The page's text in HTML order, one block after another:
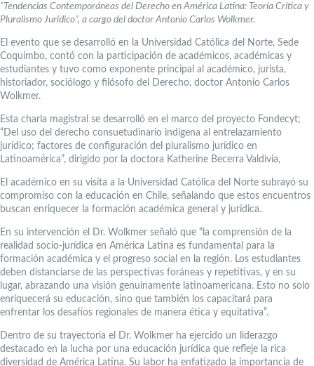
“Tendencias Contemporáneas del Derecho en América Latina: Teoría Crítica y
Pluralismo Jurídico”, a cargo del doctor Antonio Carlos Wolkmer.
El evento que se desarrolló en la Universidad Católica del Norte, Sede
Coquimbo, contó con la participación de académicos, académicas y
estudiantes y tuvo como exponente principal al académico, jurista,
historiador, sociólogo y filósofo del Derecho, doctor Antonio Carlos
Wolkmer.
Esta charla magistral se desarrolló en el marco del proyecto Fondecyt;
“Del uso del derecho consuetudinario indígena al entrelazamiento
jurídico; factores de configuración del pluralismo jurídico en
Latinoamérica”, dirigido por la doctora Katherine Becerra Valdivia,
El académico en su visita a la Universidad Católica del Norte subrayó su
compromiso con la educación en Chile, señalando que estos encuentros
buscan enriquecer la formación académica general y jurídica.
En su intervención el Dr. Wolkmer señaló que “la comprensión de la
realidad socio-jurídica en América Latina es fundamental para la
formación académica y el progreso social en la región. Los estudiantes
deben distanciarse de las perspectivas foráneas y repetitivas, y en su
lugar, abrazando una visión genuinamente latinoamericana. Esto no solo
enriquecerá su educación, sino que también los capacitará para
enfrentar los desafíos regionales de manera ética y equitativa”.
Dentro de su trayectoria el Dr. Wolkmer ha ejercido un liderazgo
destacado en la lucha por una educación jurídica que refleje la rica
diversidad de América Latina. Su labor ha enfatizado la importancia de